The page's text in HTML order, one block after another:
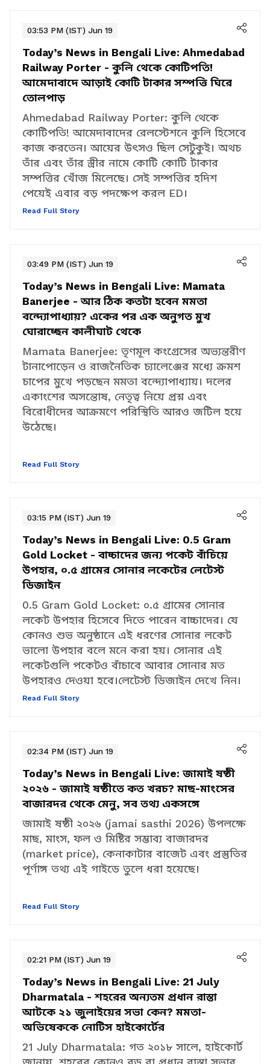
03:53 PM (IST) Jun 19
Today’s News in Bengali Live: Ahmedabad
Railway Porter - কুলি থেকে কোটিপতি!
আমেদাবাদে আড়াই কোটি টাকার সম্পত্তি ঘিরে
তোলপাড়
Ahmedabad Railway Porter: কুলি থেকে
কোটিপতি! আমেদাবাদের রেলস্টেশনে কুলি হিসেবে
কাজ করতেন। আয়ের উৎসও ছিল সেটুকুই। অথচ
তাঁর এবং তাঁর স্ত্রীর নামে কোটি কোটি টাকার
সম্পত্তির খোঁজ মিলেছে। সেই সম্পত্তির হদিশ
পেয়েই এবার বড় পদক্ষেপ করল ED।
03:49 PM (IST) Jun 19
Today’s News in Bengali Live: Mamata
Banerjee - আর ঠিক কতটা হবেন মমতা
বন্দ্যোপাধ্যায়? একের পর এক অনুগত মুখ
ঘোরাচ্ছেন কালীঘাট থেকে
Mamata Banerjee: তৃণমূল কংগ্রেসের অভ্যন্তরীণ
টানাপোড়েন ও রাজনৈতিক চ্যালেঞ্জের মধ্যে ক্রমশ
চাপের মুখে পড়ছেন মমতা বন্দ্যোপাধ্যায়। দলের
একাংশের অসন্তোষ, নেতৃত্ব নিয়ে প্রশ্ন এবং
বিরোধীদের আক্রমণে পরিস্থিতি আরও জটিল হয়ে
03:15 PM (IST) Jun 19
Today’s News in Bengali Live: 0.5 Gram
Gold Locket - বাচ্চাদের জন্য পকেট বাঁচিয়ে
উপহার, ০.৫ গ্রামের সোনার লকেটের লেটেস্ট
ডিজাইন
0.5 Gram Gold Locket:০.৫ গ্রামের সোনার
লকেট উপহার হিসেবে দিতে পারেন বাচ্চাদের। যে
কোনও শুভ অনুষ্ঠানে এই ধরণের সোনার লকেট
ভালো উপহার বলে মনে করা হয়। সোনার এই
লকেটগুলি পকেটও বাঁচাবে আবার সোনার মত
উপহারও দেওয়া হবে।লেটেস্ট ডিজাইন দেখে নিন।
02:34 PM (IST) Jun 19
Today’s News in Bengali Live: জামাই ষষ্ঠী
২০২৬ - জামাই ষষ্ঠীতে কত খরচ? মাছ-মাংসের
বাজারদর থেকে মেনু, সব তথ্য একসঙ্গে
জামাই ষষ্ঠী ২০২৬ (jamai sasthi 2026) উপলক্ষে
মাছ, মাংস, ফল ও মিষ্টির সম্ভাব্য বাজারদর
(market price), কেনাকাটার বাজেট এবং প্রস্তুতির
02:21 PM (IST) Jun 19
Today’s News in Bengali Live: 21 July
Dharmatala - শহরের অন্যতম প্রধান রাস্তা
আটকে ২১ জুলাইয়ের সভা কেন? মমতা-
অভিষেককে নোটিস হাইকোর্টের